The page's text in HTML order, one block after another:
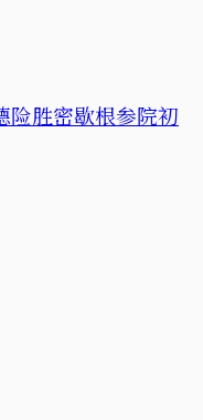
险胜密歇根参院初